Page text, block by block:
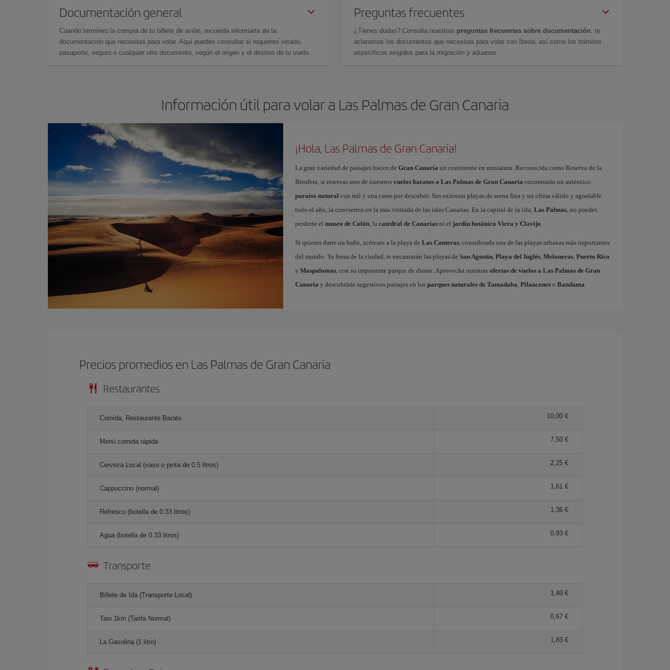
Documentación general
Cuando termines la compra de tu billete de avión, recuerda informarte de la
documentación que necesitas para volar. Aquí puedes consultar si requieres visado,
pasaporte, seguro o cualquier otro documento, según el origen y el destino de tu vuelo.
Preguntas frecuentes
¿Tienes dudas? Consulta nuestras preguntas frecuentes sobre documentación: te
aclaramos los documentos que necesitas para volar con Iberia, así como los trámites
específicos exigidos para la migración y aduanas.
Información útil para volar a Las Palmas de Gran Canaria
¡Hola, Las Palmas de Gran Canaria!
La gran variedad de paisajes hacen de Gran Canaria un continente en miniatura. Reconocida como Reserva de la
Biosfera, si reservas uno de nuestros vuelos baratos a Las Palmas de Gran Canaria encontrarás un auténtico
paraíso natural con mil y una caras por descubrir. Sus extensas playas de arena fina y un clima cálido y agradable
todo el año, la convierten en la más visitada de las islas Canarias. En la capital de la isla, Las Palmas, no puedes
perderte el museo de Colón, la catedral de Canariasni el jardín botánico Viera y Clavijo.
Si quieres darte un baño, acércate a la playa de Las Canteras, considerada una de las playas urbanas más importantes
del mundo. Ya fuera de la ciudad, te encantarán las playas de San Agustín, Playa del Inglés, Meloneras, Puerto Rico
y Maspalomas, con su imponente parque de dunas .Aprovecha nuestras ofertas de vuelos a Las Palmas de Gran
Canaria y descubrirás sugestivos paisajes en los parques naturales de Tamadaba, Pilanconeso Bandama.
Precios promedios en Las Palmas de Gran Canaria
Restaurantes
Comida, Restaurante Barato 10,00 €
Menú comida rápida 7,50 €
Cerveza Local (vaso o pinta de 0.5 litros) 2,25 €
Cappuccino (normal) 1,61 €
Refresco (botella de 0.33 litros) 1,36 €
Agua (botella de 0.33 litros) 0,93 €
Transporte
Billete de Ida (Transporte Local) 1,40 €
Taxi 1km (Tarifa Normal) 0,67 €
La Gasolina (1 litro) 1,83 €